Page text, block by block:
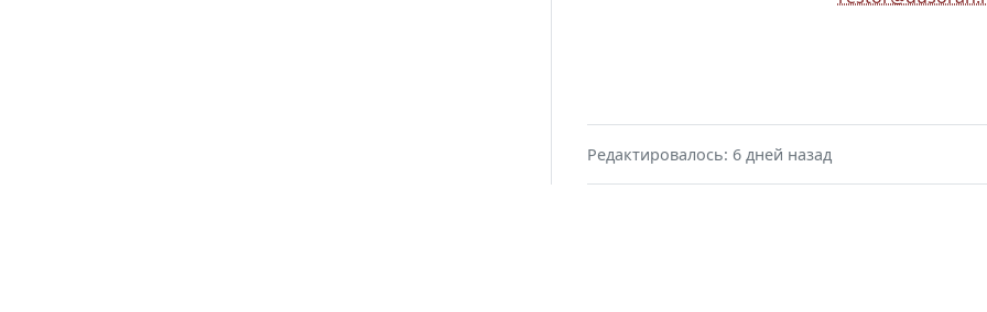
Редактировалось: 6 дней назад